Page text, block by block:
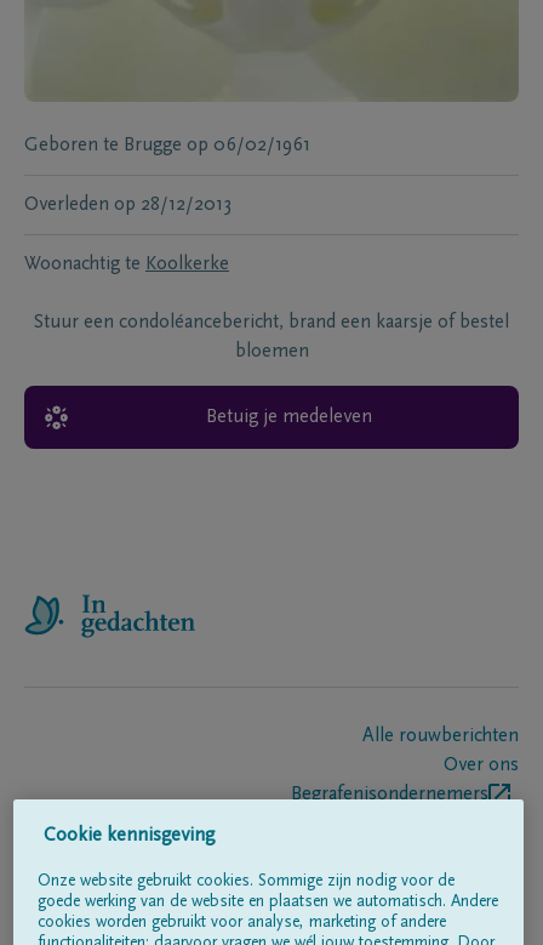
Geboren te Brugge op 06/02/1961
Overleden op 28/12/2013
Woonachtig te Koolkerke
Stuur een condoléancebericht, brand een kaarsje of bestel
bloemen
Betuig je medeleven
Alle rouwberichten
Over ons
Begrafenisondernemers
Volg ons op
Cookie kennisgeving
Onze website gebruikt cookies. Sommige zijn nodig voor de
goede werking van de website en plaatsen we automatisch. Andere
cookies worden gebruikt voor analyse, marketing of andere